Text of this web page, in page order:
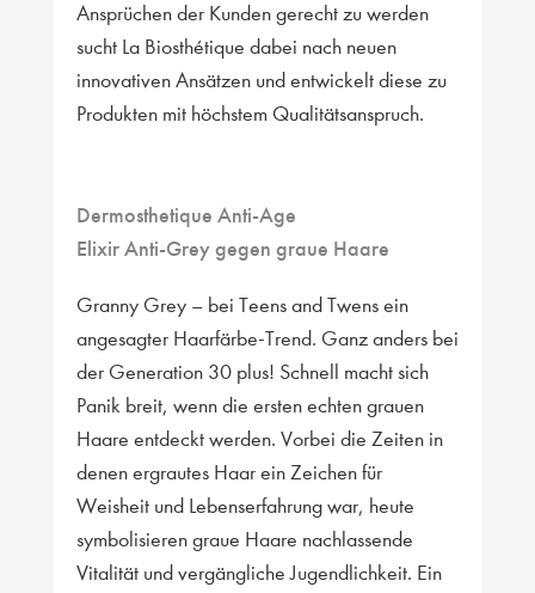
Ansprüchen der Kunden gerecht zu werden
sucht La Biosthétique dabei nach neuen
innovativen Ansätzen und entwickelt diese zu
Produkten mit höchstem Qualitätsanspruch.
Dermosthetique Anti-Age
Elixir Anti-Grey gegen graue Haare
Granny Grey – bei Teens and Twens ein
angesagter Haarfärbe-Trend. Ganz anders bei
der Generation 30 plus! Schnell macht sich
Panik breit, wenn die ersten echten grauen
Haare entdeckt werden. Vorbei die Zeiten in
denen ergrautes Haar ein Zeichen für
Weisheit und Lebenserfahrung war, heute
symbolisieren graue Haare nachlassende
Vitalität und vergängliche Jugendlichkeit. Ein